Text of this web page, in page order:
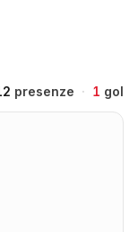
presenze · 1 gol